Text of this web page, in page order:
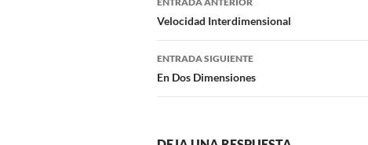
de
entradas
Velocidad Interdimensional
ENTRADA SIGUIENTE
En Dos Dimensiones